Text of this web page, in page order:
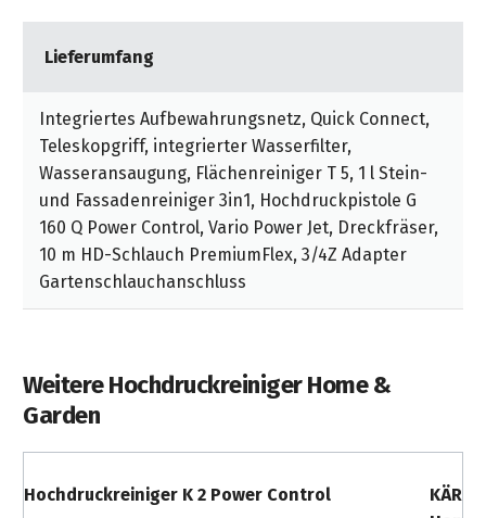
Lieferumfang
Integriertes Aufbewahrungsnetz, Quick Connect,
Teleskopgriff, integrierter Wasserfilter,
Wasseransaugung, Flächenreiniger T 5, 1 l Stein-
und Fassadenreiniger 3in1, Hochdruckpistole G
160 Q Power Control, Vario Power Jet, Dreckfräser,
10 m HD-Schlauch PremiumFlex, 3/4Z Adapter
Gartenschlauchanschluss
Weitere Hochdruckreiniger Home &
Garden
Hochdruckreiniger K 2 Power Control